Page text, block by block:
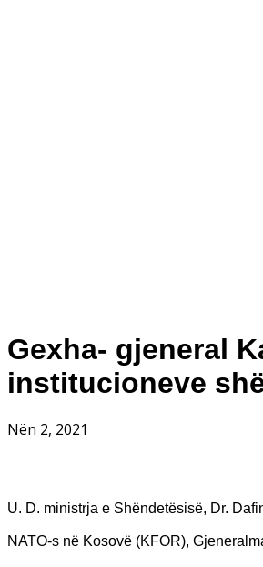
Gexha- gjeneral
institucioneve
Nën 2, 2021
U. D. ministrja e Shëndetësisë, Dr.
NATO-s në Kosovë (KFOR),